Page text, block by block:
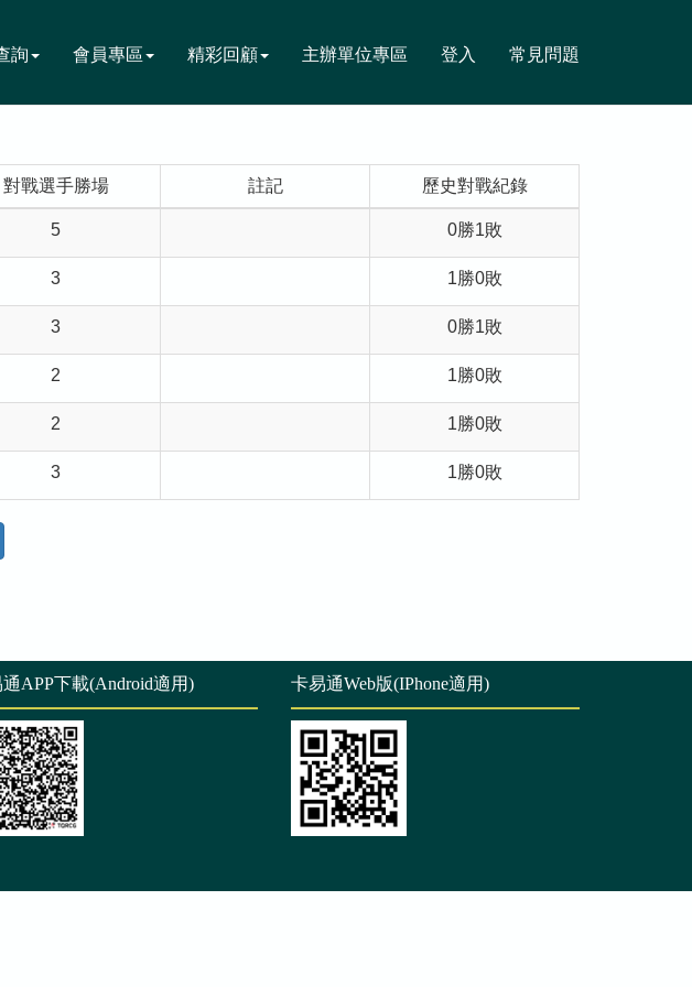
詢 會員專區 精彩回顧 主辦單位專區 登入 常見問題
對戰選手勝場 註記 歷史對戰紀錄
5 0勝1敗
3 1勝0敗
3 0勝1敗
2 1勝0敗
2 1勝0敗
3 1勝0敗
APP下載(Android適用) 卡易通Web版(IPhone適用)